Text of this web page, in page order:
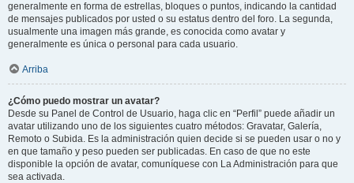
generalmente en forma de estrellas, bloques o puntos, indicando la cantidad
de mensajes publicados por usted o su estatus dentro del foro. La segunda,
usualmente una imagen más grande, es conocida como avatar y
generalmente es única o personal para cada usuario.
Arriba
¿Cómo puedo mostrar un avatar?
Desde su Panel de Control de Usuario, haga clic en “Perfil” puede añadir un
avatar utilizando uno de los siguientes cuatro métodos: Gravatar, Galería,
Remoto o Subida. Es la administración quien decide si se pueden usar o no y
en que tamaño y peso pueden ser publicadas. En caso de que no este
disponible la opción de avatar, comuníquese con La Administración para que
sea activada.